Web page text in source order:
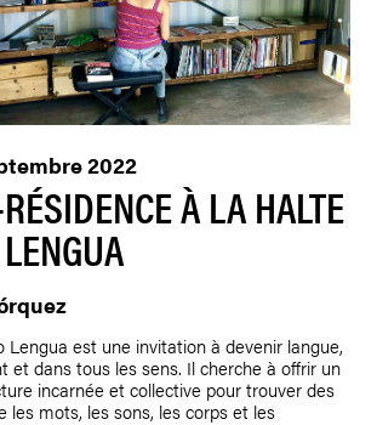
À LA HALTE
2022
Lengua est une invitation à devenir langue,
et dans tous les sens. Il cherche à offrir un
incarnée et collective pour trouver des
les mots, les sons, les corps et les